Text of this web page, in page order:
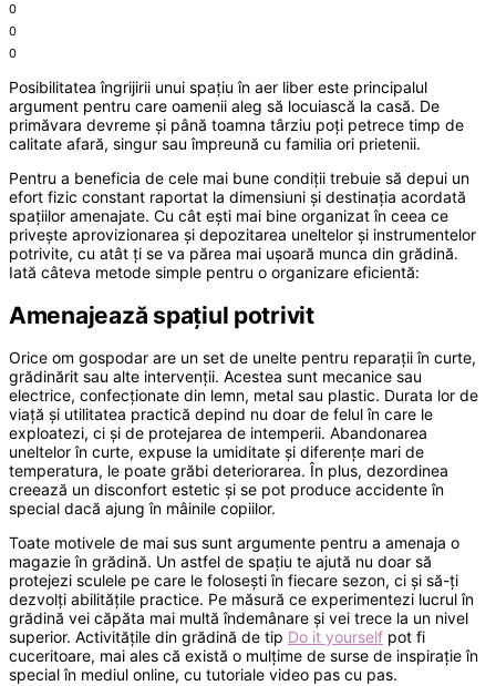
0
0
0
Posibilitatea îngrijirii unui spaţiu în aer liber este principalul
argument pentru care oamenii aleg să locuiască la casă. De
primăvara devreme şi până toamna târziu poţi petrece timp de
calitate afară, singur sau împreună cu familia ori prietenii.
Pentru a beneficia de cele mai bune condiţii trebuie să depui un
efort fizic constant raportat la dimensiuni şi destinaţia acordată
spaţiilor amenajate. Cu cât eşti mai bine organizat în ceea ce
priveşte aprovizionarea şi depozitarea uneltelor şi instrumentelor
potrivite, cu atât ţi se va părea mai uşoară munca din grădină.
Iată câteva metode simple pentru o organizare eficientă:
Amenajează spaţiul potrivit
Orice om gospodar are un set de unelte pentru reparaţii în curte,
grădinărit sau alte intervenţii. Acestea sunt mecanice sau
electrice, confecţionate din lemn, metal sau plastic. Durata lor de
viaţă şi utilitatea practică depind nu doar de felul în care le
exploatezi, ci şi de protejarea de intemperii. Abandonarea
uneltelor în curte, expuse la umiditate şi diferenţe mari de
temperatura, le poate grăbi deteriorarea. În plus, dezordinea
creează un disconfort estetic şi se pot produce accidente în
special dacă ajung în mâinile copiilor.
Toate motivele de mai sus sunt argumente pentru a amenaja o
magazie în grădină. Un astfel de spaţiu te ajută nu doar să
protejezi sculele pe care le foloseşti în fiecare sezon, ci şi să-ţi
dezvolţi abilităţile practice. Pe măsură ce experimentezi lucrul în
grădină vei căpăta mai multă îndemânare şi vei trece la un nivel
superior. Activităţile din grădină de tip Do it yourself pot fi
cuceritoare, mai ales că există o mulţime de surse de inspiraţie în
special în mediul online, cu tutoriale video pas cu pas.